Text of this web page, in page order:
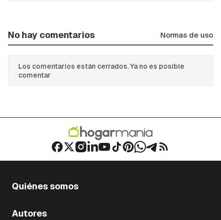
No hay comentarios Normas de uso
Los comentarios están cerrados. Ya no es posible
comentar
Quiénes somos
Autores